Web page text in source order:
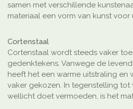
samen met verschillende
materiaal een vorm van kunst
Cortenstaal
Cortenstaal wordt steeds vaker
gedenktekens. Vanwege de
heeft het een warme uitstraling en
vaker gekozen. In tegenstelling tot
wellicht doet vermoeden, is het